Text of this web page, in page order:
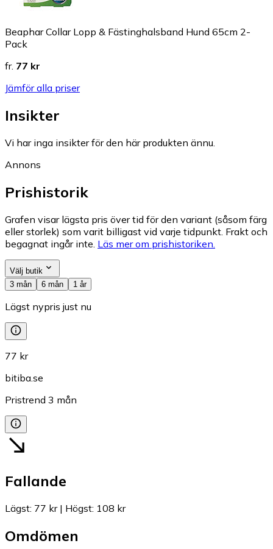
Beaphar Collar Lopp & Fästinghalsband Hund 65cm 2-
Pack
fr. 77 kr
Jämför alla priser
Insikter
Vi har inga insikter för den här produkten ännu.
Annons
Prishistorik
Grafen visar lägsta pris över tid för den variant (såsom färg
eller storlek) som varit billigast vid varje tidpunkt. Frakt och
begagnat ingår inte. Läs mer om prishistoriken.
Välj butik
3 mån
6 mån 1 år
Lägst nypris just nu
77 kr
bitiba.se
Pristrend 3 mån
Fallande
Lägst: 77 kr| Högst: 108 kr
Omdömen